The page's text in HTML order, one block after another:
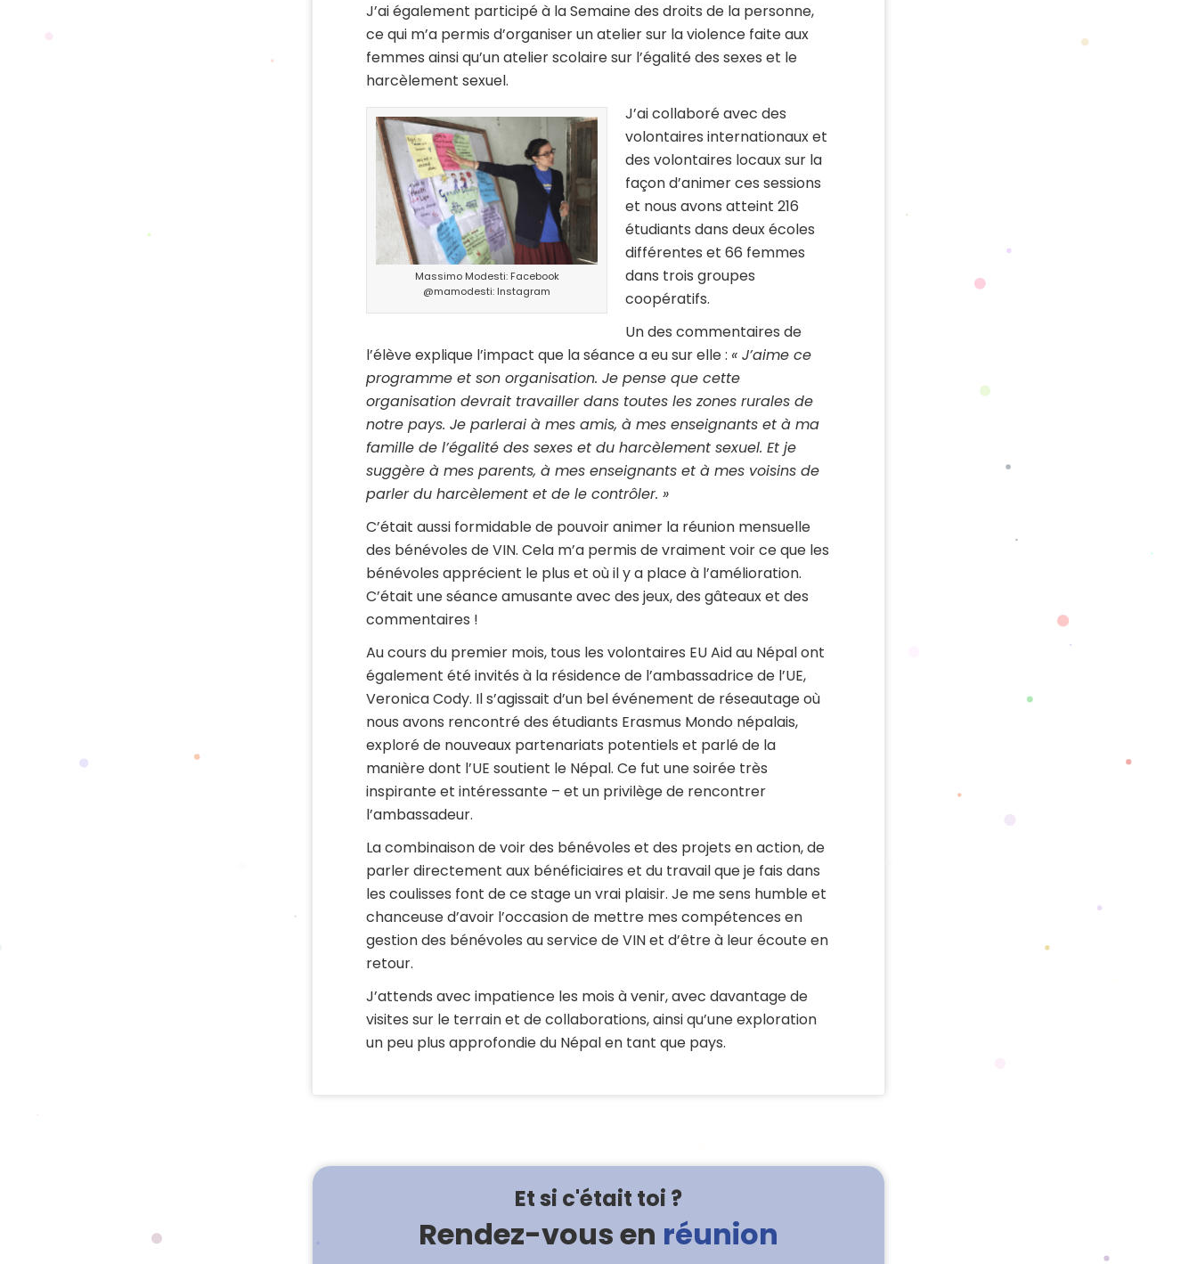
J’ai également participé à la Semaine des droits de la personne,
ce qui m’a permis d’organiser un atelier sur la violence faite aux
femmes ainsi qu’un atelier scolaire sur l’égalité des sexes et le
harcèlement sexuel.
Massimo Modesti: Facebook
@mamodesti: Instagram
J’ai collaboré avec des
volontaires internationaux et
des volontaires locaux sur la
façon d’animer ces sessions
et nous avons atteint 216
étudiants dans deux écoles
différentes et 66 femmes
dans trois groupes
coopératifs.
Un des commentaires de
l’élève explique l’impact que la séance a eu sur elle : « J’aime ce
programme et son organisation. Je pense que cette
organisation devrait travailler dans toutes les zones rurales de
notre pays. Je parlerai à mes amis, à mes enseignants et à ma
famille de l’égalité des sexes et du harcèlement sexuel. Et je
suggère à mes parents, à mes enseignants et à mes voisins de
parler du harcèlement et de le contrôler. »
C’était aussi formidable de pouvoir animer la réunion mensuelle
des bénévoles de VIN. Cela m’a permis de vraiment voir ce que les
bénévoles apprécient le plus et où il y a place à l’amélioration.
C’était une séance amusante avec des jeux, des gâteaux et des
commentaires !
Au cours du premier mois, tous les volontaires EU Aid au Népal ont
également été invités à la résidence de l’ambassadrice de l’UE,
Veronica Cody. Il s’agissait d’un bel événement de réseautage où
nous avons rencontré des étudiants Erasmus Mondo népalais,
exploré de nouveaux partenariats potentiels et parlé de la
manière dont l’UE soutient le Népal. Ce fut une soirée très
inspirante et intéressante – et un privilège de rencontrer
l’ambassadeur.
La combinaison de voir des bénévoles et des projets en action, de
parler directement aux bénéficiaires et du travail que je fais dans
les coulisses font de ce stage un vrai plaisir. Je me sens humble et
chanceuse d’avoir l’occasion de mettre mes compétences en
gestion des bénévoles au service de VIN et d’être à leur écoute en
retour.
J’attends avec impatience les mois à venir, avec davantage de
visites sur le terrain et de collaborations, ainsi qu’une exploration
un peu plus approfondie du Népal en tant que pays.
Et si c'était toi ?
Rendez-vous en réunion